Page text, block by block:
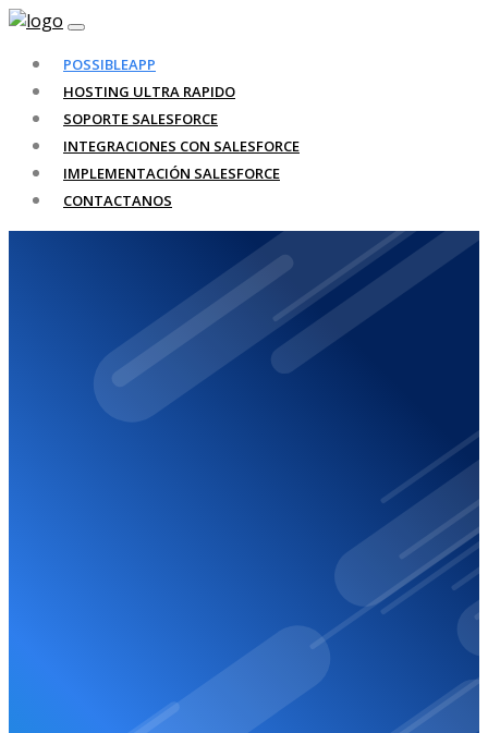
POSSIBLEAPP
HOSTING ULTRA RAPIDO
SOPORTE SALESFORCE
INTEGRACIONES CON SALESFORCE
IMPLEMENTACIÓN SALESFORCE
CONTACTANOS
Sitio web
Por favor contactanos dado que tu sitio web ha sido